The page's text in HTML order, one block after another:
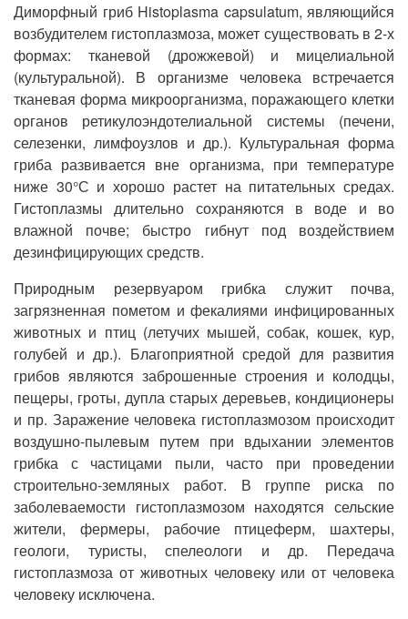
Диморфный гриб Histoplasma capsulatum, являющийся
возбудителем гистоплазмоза, может существовать в 2-х
формах: тканевой (дрожжевой) и мицелиальной
(культуральной). В организме человека встречается
тканевая форма микроорганизма, поражающего клетки
органов ретикулоэндотелиальной системы (печени,
селезенки, лимфоузлов и др.). Культуральная форма
гриба развивается вне организма, при температуре
ниже 30°С и хорошо растет на питательных средах.
Гистоплазмы длительно сохраняются в воде и во
влажной почве; быстро гибнут под воздействием
дезинфицирующих средств.
Природным резервуаром грибка служит почва,
загрязненная пометом и фекалиями инфицированных
животных и птиц (летучих мышей, собак, кошек, кур,
голубей и др.). Благоприятной средой для развития
грибов являются заброшенные строения и колодцы,
пещеры, гроты, дупла старых деревьев, кондиционеры
и пр. Заражение человека гистоплазмозом происходит
воздушно-пылевым путем при вдыхании элементов
грибка с частицами пыли, часто при проведении
строительно-земляных работ. В группе риска по
заболеваемости гистоплазмозом находятся сельские
жители, фермеры, рабочие птицеферм, шахтеры,
геологи, туристы, спелеологи и др. Передача
гистоплазмоза от животных человеку или от человека
человеку исключена.